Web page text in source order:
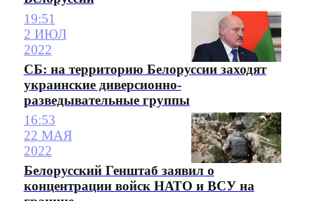
19:51
2 ИЮЛ
2022
СБ: на территорию Белоруссии заходят
украинские диверсионно-
разведывательные группы
16:53
22 МАЯ
2022
Белорусский Генштаб заявил о
концентрации войск НАТО и ВСУ на